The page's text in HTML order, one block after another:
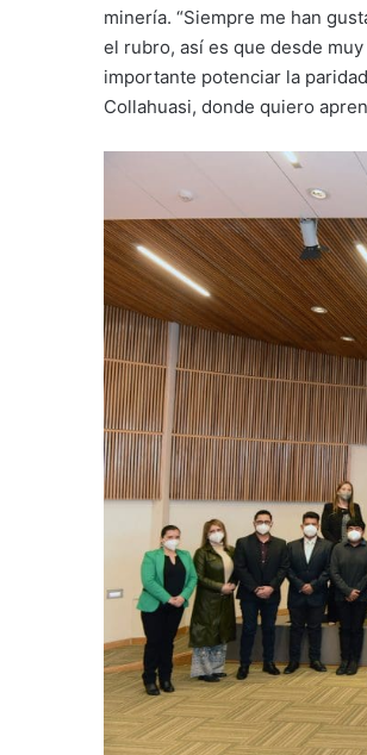
minería. “Siempre me han
el rubro, así es que desde
importante potenciar la
Collahuasi, donde quiero